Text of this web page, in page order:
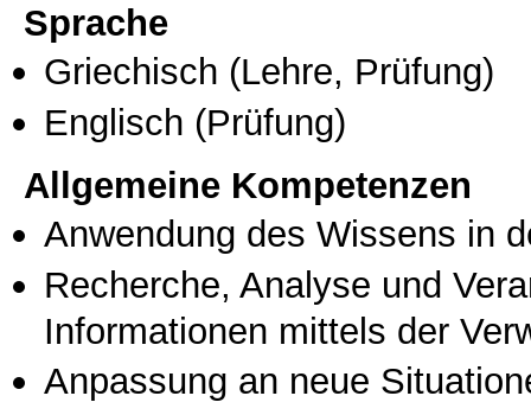
Sprache
Griechisch (Lehre, Prüfung)
Englisch (Prüfung)
Allgemeine Kompetenzen
Anwendung des Wissens in
Recherche, Analyse und
Informationen mittels der
Anpassung an neue